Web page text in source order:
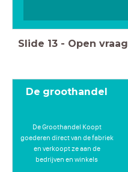
Slide 13 - Open vraag
De groothandel
De Groothandel Koopt
goederen direct van de fabriek
en verkoopt ze aan de
bedrijven en winkels